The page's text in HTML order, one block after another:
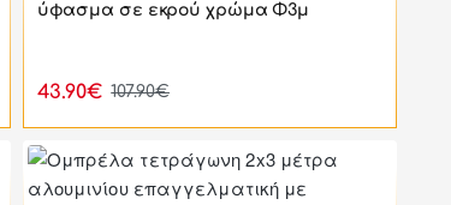
ύφασμα σε εκρού χρώμα Φ3μ
43.90€ 107.90€